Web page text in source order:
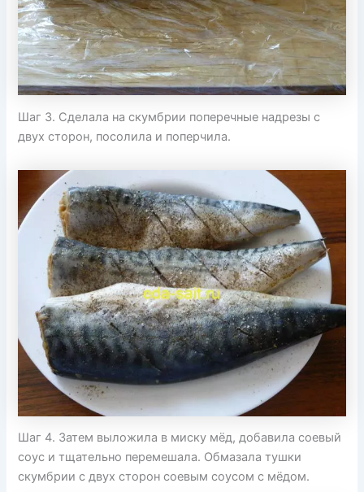
Шаг 3. Сделала на скумбрии поперечные надрезы с
двух сторон, посолила и поперчила.
Шаг 4. Затем выложила в миску мёд, добавила соевый
соус и тщательно перемешала. Обмазала тушки
скумбрии с двух сторон соевым соусом с мёдом.